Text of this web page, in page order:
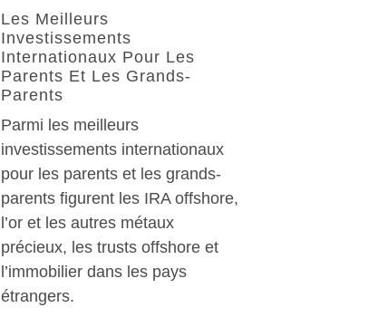
Les Meilleurs
Investissements
Internationaux Pour Les
Parents Et Les Grands-
Parents
Parmi les meilleurs
investissements internationaux
pour les parents et les grands-
parents figurent les IRA offshore,
l’or et les autres métaux
précieux, les trusts offshore et
l’immobilier dans les pays
étrangers.